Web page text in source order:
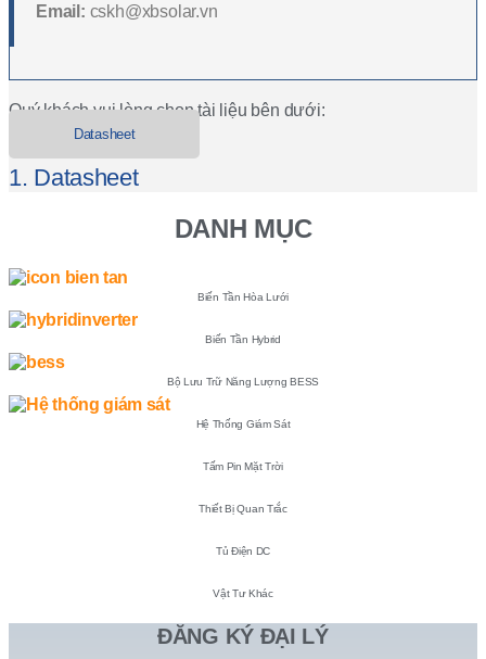
Email: cskh@xbsolar.vn
Quý khách vui lòng chọn tài liệu bên dưới:
Datasheet
1. Datasheet
DANH MỤC
Biến Tần Hòa Lưới
Biến Tần Hybrid
Bộ Lưu Trữ Năng Lượng BESS
Hệ Thống Giám Sát
Tấm Pin Mặt Trời
Thiết Bị Quan Trắc
Tủ Điện DC
Vật Tư Khác
ĐĂNG KÝ ĐẠI LÝ